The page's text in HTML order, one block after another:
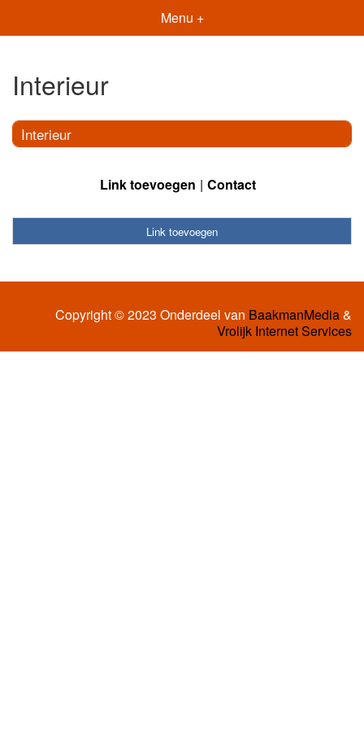
Menu +
Interieur
Interieur
Link toevoegen Contact
Link toevoegen
Copyright © 2023 Onderdeel van BaakmanMedia&
Vrolijk Internet Services